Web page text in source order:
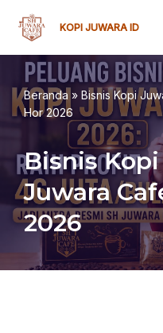
Lompat
konten
KOPI JUWARA ID
Beranda » Bisnis Kopi
Hor 2026
Bisnis Kopi
Juwara
2026